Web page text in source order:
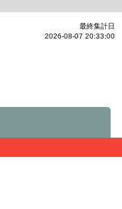
最終集計日
2026-08-07 20:33:00